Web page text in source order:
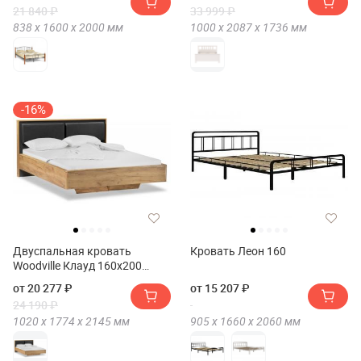
21 840 ₽
838 х 1600 х2000 мм
33 999 ₽
1000 х2087 х 1736 мм
-16%
Двуспальная кровать
Woodville Клауд 160х200
от 20 277 ₽
24 190 ₽
1020 х 1774 х 2145мм
Кровать Леон 160
от 15 207 ₽
905 х 1660 х 2060 мм